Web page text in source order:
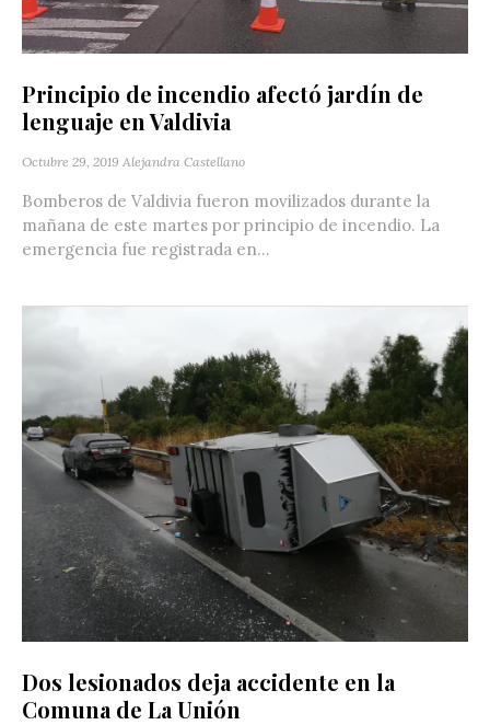
Principio de incendio afectó jardín de
lenguaje en Valdivia
Octubre 29, 2019 Alejandra Castellano
Bomberos de Valdivia fueron movilizados durante la
mañana de este martes por principio de incendio. La
emergencia fue registrada en...
Dos lesionados deja accidente en la
Comuna de La Unión